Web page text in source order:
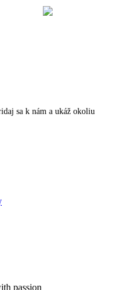
sa k nám a ukáž okoliu
passion